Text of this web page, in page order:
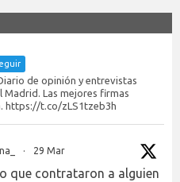
de opinión y entrevistas
Madrid. Las mejores firmas
https://t.co/zLS1tzeb3h
· 29 Mar
que contrataron a alguien